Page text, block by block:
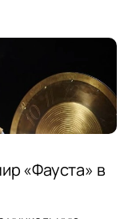
«Фауста» в